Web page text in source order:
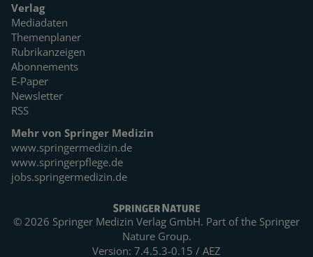
Verlag
Mediadaten
Themenplaner
Rubrikanzeigen
Abonnements
E-Paper
Newsletter
RSS
Mehr von Springer Medizin
www.springermedizin.de
www.springerpflege.de
jobs.springermedizin.de
© 2026 Springer Medizin Verlag GmbH. Part of the Springer
Nature Group.
Version: 7.4.5.3-0.15 / AEZ